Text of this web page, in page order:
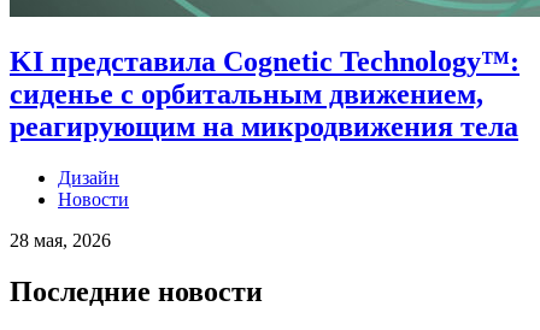
KI представила Cognetic Technology™:
сиденье с орбитальным движением,
реагирующим на микродвижения тела
Дизайн
Новости
28 мая, 2026
Последние новости